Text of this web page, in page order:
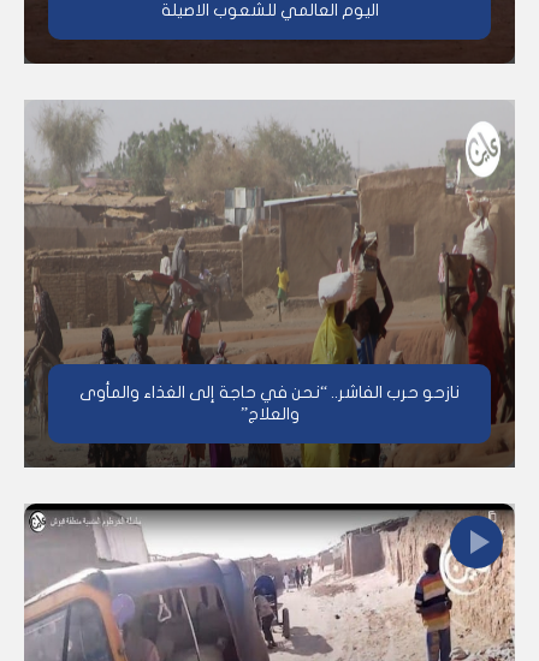
اليوم العالمي للشعوب الاصيلة
نازحو حرب الفاشر.. “نحن في حاجة إلى الغذاء والمأوى
والعلاج”